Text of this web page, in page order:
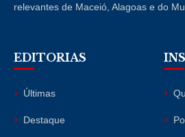
relevantes de Maceió, Alagoas e do
EDITORIAS
Últimas
Destaque